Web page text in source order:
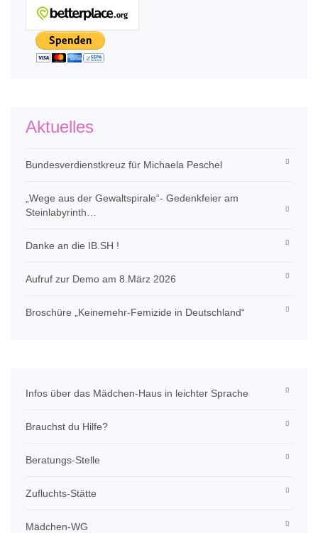
Aktuelles
Bundesverdienstkreuz für Michaela Peschel
„Wege aus der Gewaltspirale“- Gedenkfeier am
Steinlabyrinth…
Danke an die IB.SH !
Aufruf zur Demo am 8.März 2026
Broschüre „Keinemehr-Femizide in Deutschland“
Infos über das Mädchen-Haus in leichter Sprache
Brauchst du Hilfe?
Beratungs-Stelle
Zufluchts-Stätte
Mädchen-WG